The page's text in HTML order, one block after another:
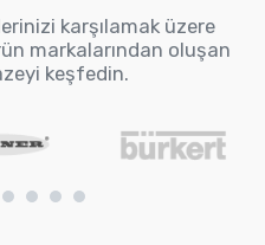
karşılamak üzere
markalarından oluşan
keşfedin.